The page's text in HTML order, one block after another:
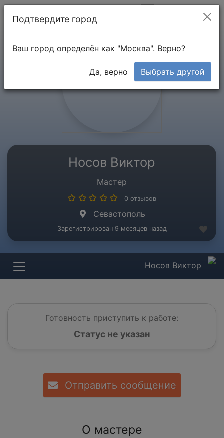
Носов Виктор
Мастер
0 отзывов
Севастополь
Зарегистрирован 9 месяцев назад
Носов Виктор
Готовность приступить к работе:
Статус не указан
Отправить сообщение
О мастере
Подтвердите город
Ваш город определён как "Москва". Верно?
Да, верно Выбрать другой